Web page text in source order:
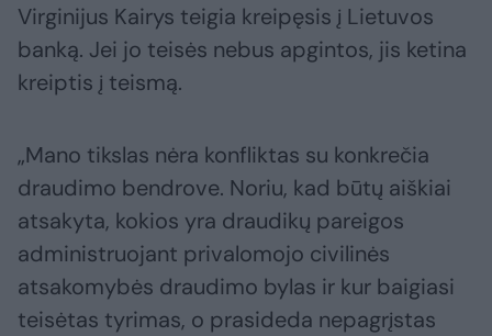
Virginijus Kairys teigia kreipęsis į Lietuvos
banką. Jei jo teisės nebus apgintos, jis ketina
kreiptis į teismą.
„Mano tikslas nėra konfliktas su konkrečia
draudimo bendrove. Noriu, kad būtų aiškiai
atsakyta, kokios yra draudikų pareigos
administruojant privalomojo civilinės
atsakomybės draudimo bylas ir kur baigiasi
teisėtas tyrimas, o prasideda nepagrįstas